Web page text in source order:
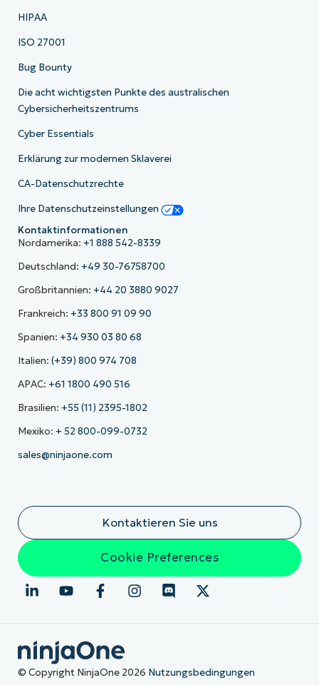
HIPAA
ISO 27001
Bug Bounty
Die acht wichtigsten Punkte des australischen
Cybersicherheitszentrums
Cyber Essentials
Erklärung zur modernen Sklaverei
CA-Datenschutzrechte
Ihre Datenschutzeinstellungen
Kontaktinformationen
Nordamerika: +1 888 542-8339
Deutschland: +49 30-76758700
Großbritannien: +44 20 3880 9027
Frankreich: +33 800 91 09 90
Spanien: +34 930 03 80 68
Italien: (+39) 800 974 708
APAC: +61 1800 490 516
Brasilien: +55 (11) 2395-1802
Mexiko: + 52 800-099-0732
sales@ninjaone.com
Kontaktieren Sie uns
Cookie Preferences
© Copyright NinjaOne 2026 Nutzungsbedingungen